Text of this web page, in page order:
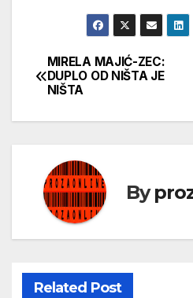
Кретање
чланка
MIRELA MAJIĆ-ZEC:
DUPLO OD NIŠTA JE
NIŠTA
By
Related Post